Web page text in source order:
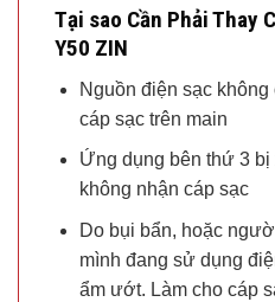
Tại sao Cần Phải Thay
Y50 ZIN
Nguồn điện sạc
cáp sạc trên main
Ứng dụng bên thứ 3
không nhận cáp sạc
Do bụi bẩn, hoặc
mình đang sử dụng
ẩm ướt. Làm cho cáp